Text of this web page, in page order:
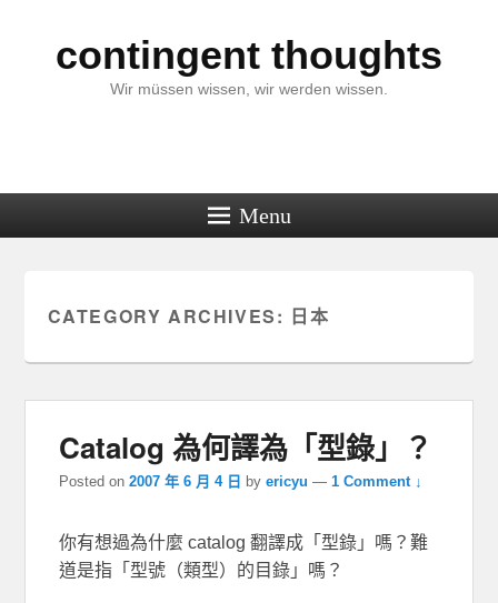
contingent thoughts
Wir müssen wissen, wir werden wissen.
Menu
CATEGORY ARCHIVES: 日本
Catalog 為何譯為「型錄」？
Posted on2007 年 6 月 4 日 byericyu —1 Comment ↓
你有想過為什麼 catalog 翻譯成「型錄」嗎？難
道是指「型號（類型）的目錄」嗎？